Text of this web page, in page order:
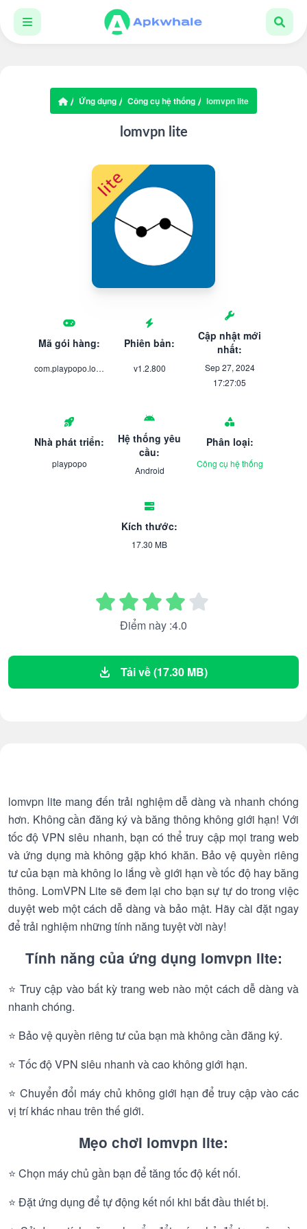
Ứng dụng Công cụ hệ thống lomvpn lite
lomvpn lite
Mã gói hàng:
com.playpopo.lomvpn.lite
Phiên bản:
v1.2.800
Cập nhật mới
nhất:
Sep 27, 2024
17:27:05
Nhà phát triển:
playpopo
Hệ thống yêu
cầu:
Android
Phân loại:
Công cụ hệ thống
Kích thước:
17.30 MB
Điểm này :4.0
Tải về (17.30 MB)
lomvpn lite mang đến trải nghiệm dễ dàng và nhanh chóng
hơn. Không cần đăng ký và băng thông không giới hạn! Với
tốc độ VPN siêu nhanh, bạn có thể truy cập mọi trang web
và ứng dụng mà không gặp khó khăn. Bảo vệ quyền riêng
tư của bạn mà không lo lắng về giới hạn về tốc độ hay băng
thông. LomVPN Lite sẽ đem lại cho bạn sự tự do trong việc
duyệt web một cách dễ dàng và bảo mật. Hãy cài đặt ngay
để trải nghiệm những tính năng tuyệt vời này!
Tính năng của ứng dụng lomvpn lite:
⭐ Truy cập vào bất kỳ trang web nào một cách dễ dàng và
nhanh chóng.
⭐ Bảo vệ quyền riêng tư của bạn mà không cần đăng ký.
⭐ Tốc độ VPN siêu nhanh và cao không giới hạn.
⭐ Chuyển đổi máy chủ không giới hạn để truy cập vào các
vị trí khác nhau trên thế giới.
Mẹo chơi lomvpn lite:
⭐ Chọn máy chủ gần bạn để tăng tốc độ kết nối.
⭐ Đặt ứng dụng để tự động kết nối khi bắt đầu thiết bị.